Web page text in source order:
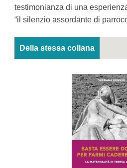
testimonianza di una
“il silenzio assordante di
Della stessa collana